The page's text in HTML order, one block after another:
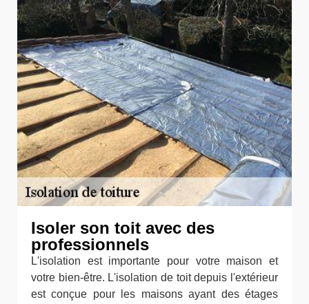
Isoler son toit avec des
professionnels
L'isolation est importante pour votre maison et
votre bien-être. L'isolation de toit depuis l'extérieur
est conçue pour les maisons ayant des étages